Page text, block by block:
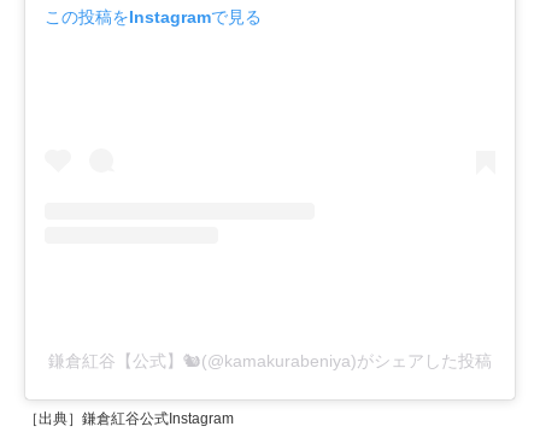
この投稿をInstagramで見る
鎌倉紅谷【公式】🐿(@kamakurabeniya)がシェアした投稿
［出典］鎌倉紅谷公式Instagram